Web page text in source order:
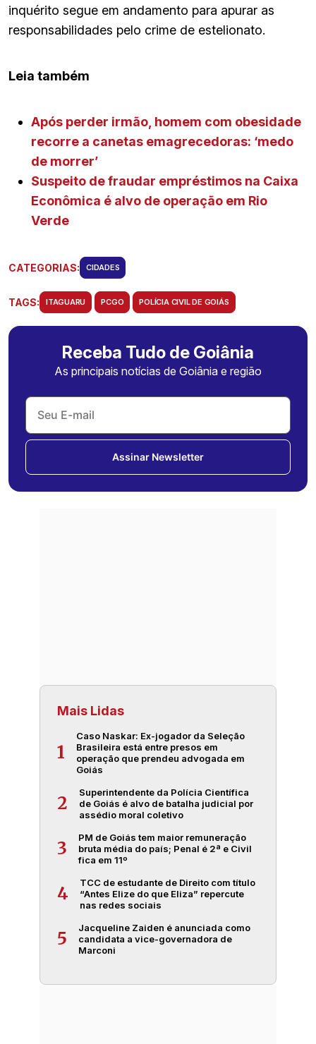
inquérito segue em andamento para apurar as
responsabilidades pelo crime de estelionato.
Leia também
Após perder irmão, homem com obesidade
recorre a canetas emagrecedoras: ‘medo
de morrer’
Suspeito de fraudar empréstimos na Caixa
Econômica é alvo de operação em Rio
Verde
CATEGORIAS: CIDADES
TAGS: ITAGUARU PCGO POLÍCIA CIVIL DE GOIÁS
Receba Tudo de Goiânia
As principais notícias de Goiânia e região
Assinar Newsletter
Mais Lidas
1
Caso Naskar: Ex-jogador da Seleção
Brasileira está entre presos em
operação que prendeu advogada em
Goiás
2
Superintendente da Polícia Científica
de Goiás é alvo de batalha judicial por
assédio moral coletivo
3
PM de Goiás tem maior remuneração
bruta média do país; Penal é 2ª e Civil
fica em 11º
4
TCC de estudante de Direito com título
“Antes Elize do que Eliza” repercute
nas redes sociais
5
Jacqueline Zaiden é anunciada como
candidata a vice-governadora de
Marconi